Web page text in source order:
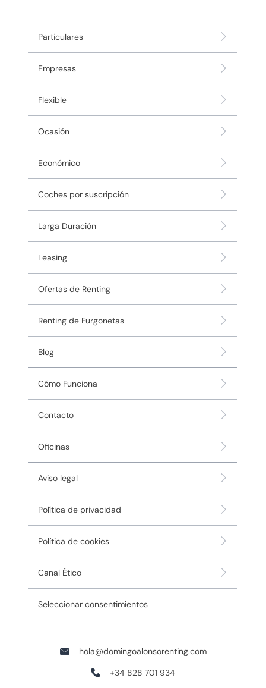
Particulares
Empresas
Flexible
Ocasión
Económico
Coches por suscripción
Larga Duración
Leasing
Ofertas de Renting
Renting de Furgonetas
Blog
Cómo Funciona
Contacto
Oficinas
Aviso legal
Política de privacidad
Política de cookies
Canal Ético
Seleccionar consentimientos
hola@domingoalonsorenting.com
+34 828 701 934